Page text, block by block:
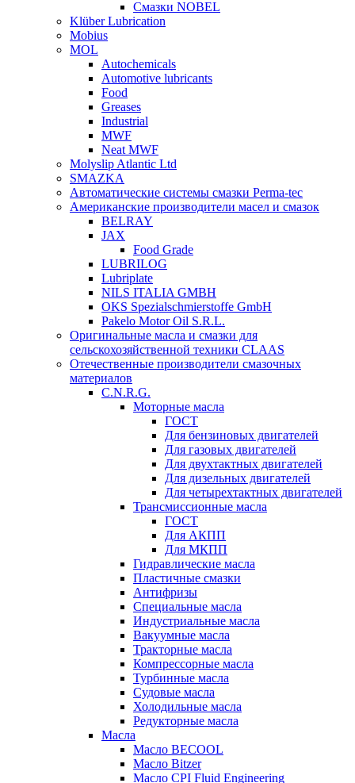
Смазки NOBEL
Klüber Lubrication
Mobius
MOL
Autochemicals
Automotive lubricants
Food
Greases
Industrial
MWF
Neat MWF
Molyslip Atlantic Ltd
SMAZKA
Автоматические системы смазки Perma-tec
Американские производители масел и смазок
BELRAY
JAX
Food Grade
LUBRILOG
Lubriplate
NILS ITALIA GMBH
OKS Spezialschmierstoffe GmbH
Pakelo Motor Oil S.R.L.
Оригинальные масла и смазки для
сельскохозяйственной техники CLAAS
Отечественные производители смазочных
материалов
C.N.R.G.
Моторные масла
ГОСТ
Для бензиновых двигателей
Для газовых двигателей
Для двухтактных двигателей
Для дизельных двигателей
Для четырехтактных двигателей
Трансмиссионные масла
ГОСТ
Для АКПП
Для МКПП
Гидравлические масла
Пластичные смазки
Антифризы
Специальные масла
Индустриальные масла
Вакуумные масла
Тракторные масла
Компрессорные масла
Турбинные масла
Судовые масла
Холодильные масла
Редукторные масла
Масла
Масло BECOOL
Масло Bitzer
Масло CPI Fluid Engineering